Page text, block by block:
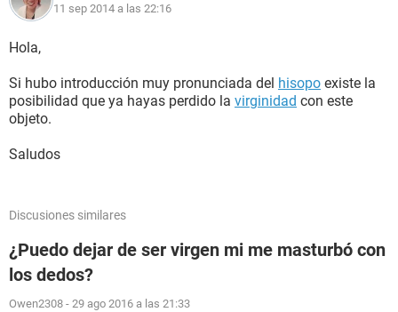
11 sep 2014 a las 22:16
Hola,
Si hubo introducción muy pronunciada del hisopo existe la
posibilidad que ya hayas perdido la virginidad con este
objeto.
Saludos
Discusiones similares
¿Puedo dejar de ser virgen mi me masturbó con
los dedos?
Owen2308 - 29 ago 2016 a las 21:33